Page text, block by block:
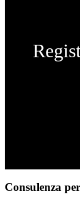
Consulenza